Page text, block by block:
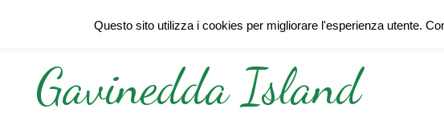
Gavinedda Island
Questo sito utilizza i cookies per migliorare l'esperienza utente.